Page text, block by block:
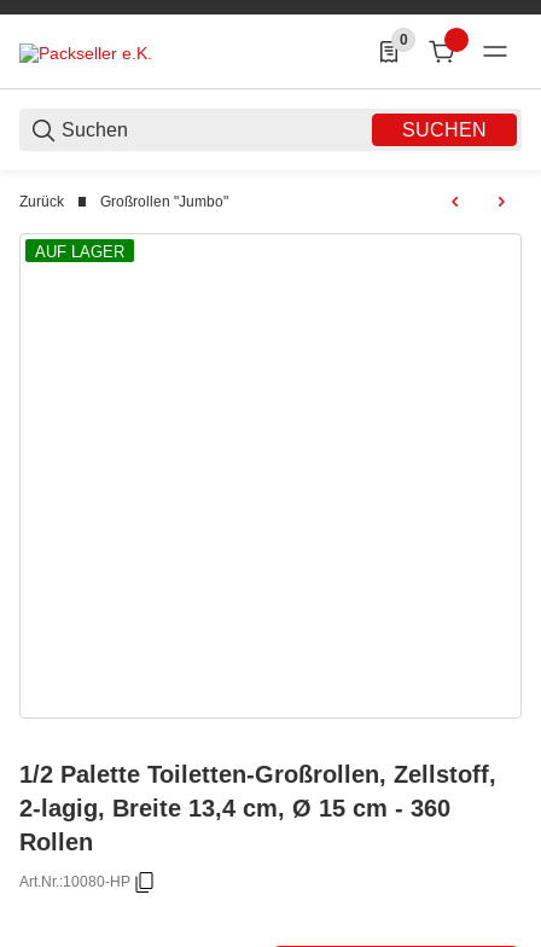
SUCHEN
0
0 Produkte in der
Zurück Großrollen "Jumbo"
AUF LAGER
1/2 Palette Toiletten-Großrollen, Zellstoff,
2-lagig, Breite 13,4 cm, Ø 15 cm - 360
Rollen
Art.Nr.:10080-HP